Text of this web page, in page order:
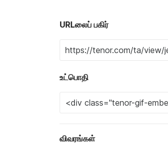
URLலைப் பகிர்
உட்பொதி
விவரங்கள்